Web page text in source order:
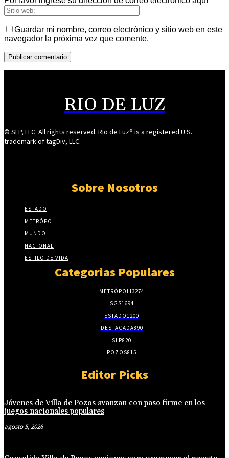
Guardar mi nombre, correo electrónico y sitio web en este
navegador la próxima vez que comente.
RIO DE LUZ
© SLP, LLC. All rights reserved. Rio de Luz® is a registered U.S.
trademark of tagDiv, LLC.
Sobre Nosotros
ESTADO
METRÓPOLI
MUNDO
NACIONAL
ESTILO DE VIDA
Categorias Populares
METRÓPOLI3274
SGS1694
ESTADO1200
DESTACADA890
SLP820
POZOS815
Editor Picks
Jóvenes de Villa de Pozos avanzan con paso firme en los
juegos nacionales populares
agosto 5, 2026